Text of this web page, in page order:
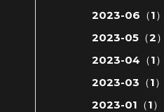
2023-06（1）
2023-05（2）
2023-04（1）
2023-03（1）
2023-01（1）